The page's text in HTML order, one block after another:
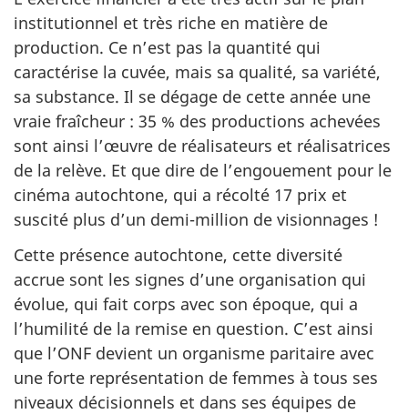
institutionnel et très riche en matière de
production. Ce n’est pas la quantité qui
caractérise la cuvée, mais sa qualité, sa variété,
sa substance. Il se dégage de cette année une
vraie fraîcheur : 35 % des productions achevées
sont ainsi l’œuvre de réalisateurs et réalisatrices
de la relève. Et que dire de l’engouement pour le
cinéma autochtone, qui a récolté 17 prix et
suscité plus d’un demi-million de visionnages !
Cette présence autochtone, cette diversité
accrue sont les signes d’une organisation qui
évolue, qui fait corps avec son époque, qui a
l’humilité de la remise en question. C’est ainsi
que l’ONF devient un organisme paritaire avec
une forte représentation de femmes à tous ses
niveaux décisionnels et dans ses équipes de